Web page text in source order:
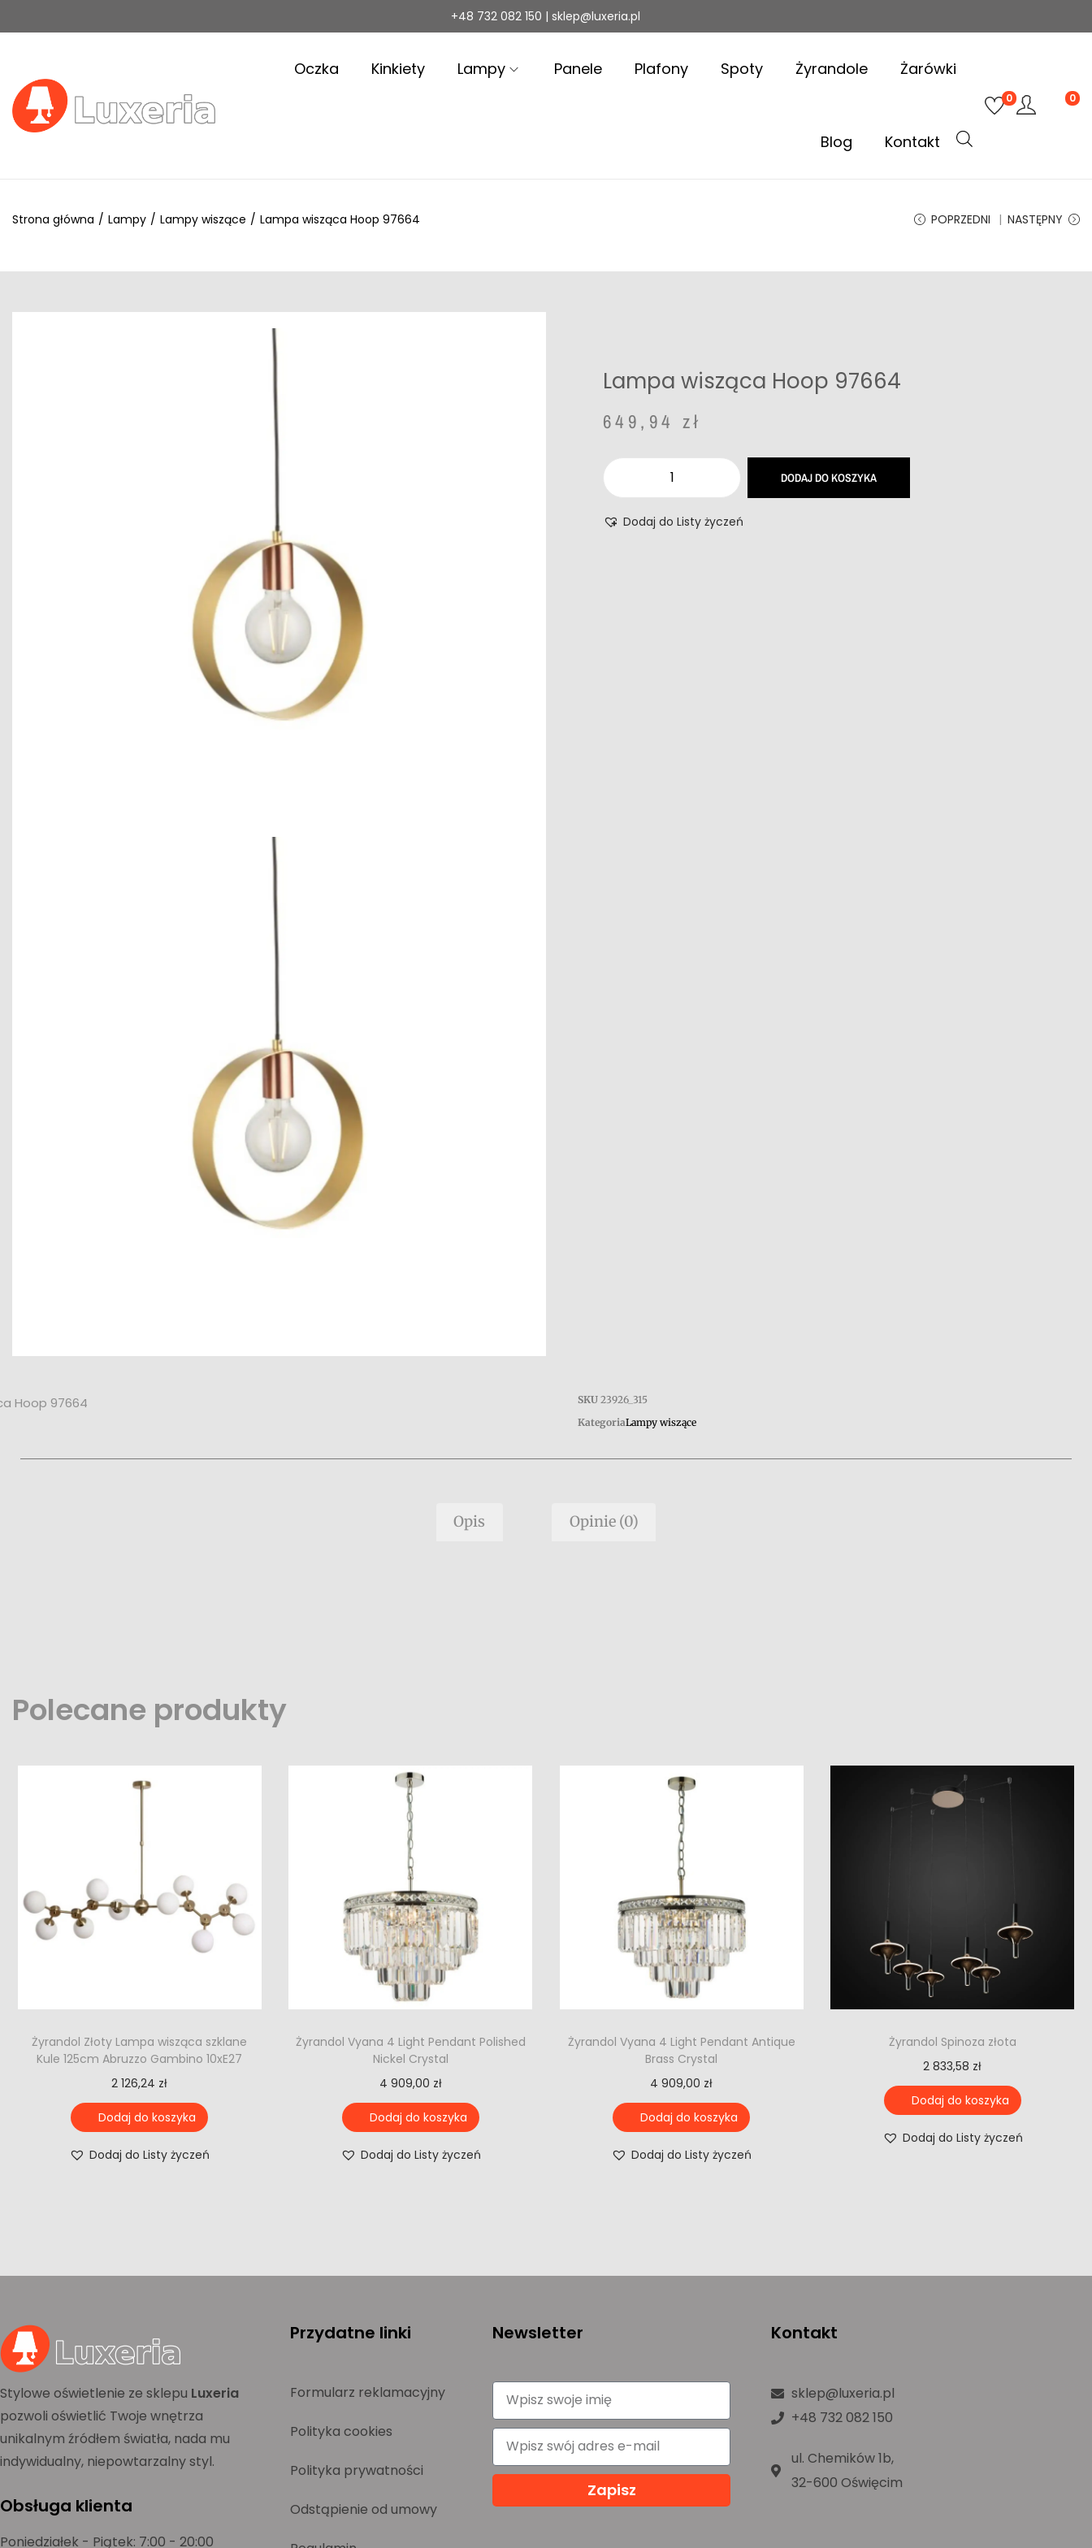
+48 732 082 150 | sklep@luxeria.pl
Oczka Kinkiety Lampy Panele Plafony Spoty Żyrandole Żarówki
Blog Kontakt
0 0
Strona główna / Lampy / Lampy wiszące / Lampa wisząca Hoop 97664 POPRZEDNI NASTĘPNY
Lampa wisząca Hoop 97664
649,94 zł
DODAJ DO KOSZYKA
Dodaj do Listy życzeń
Hoop 97664 SKU23926_315
KategoriaLampy wiszące
Opis Opinie (0)
Polecane produkty
Żyrandol Złoty Lampa wisząca szklane
Kule 125cm Abruzzo Gambino 10xE27
2 126,24 zł
Dodaj do koszyka
Dodaj do Listy życzeń
Żyrandol Vyana 4 Light Pendant Polished
Nickel Crystal
4 909,00 zł
Dodaj do koszyka
Dodaj do Listy życzeń
Żyrandol Vyana 4 Light Pendant Antique
Brass Crystal
4 909,00 zł
Dodaj do koszyka
Dodaj do Listy życzeń
Żyrandol Spinoza złota
2 833,58 zł
Dodaj do koszyka
Dodaj do Listy życzeń
Stylowe oświetlenie ze sklepu Luxeria
pozwoli oświetlić Twoje wnętrza
unikalnym źródłem światła, nada mu
indywidualny, niepowtarzalny styl.
Obsługa klienta
Poniedziałek - Piątek: 7:00 - 20:00
Przydatne linki
Formularz reklamacyjny
Polityka cookies
Polityka prywatności
Odstąpienie od umowy
Newsletter
Zapisz
Kontakt
sklep@luxeria.pl
+48 732 082 150
ul. Chemików 1b,
32-600 Oświęcim